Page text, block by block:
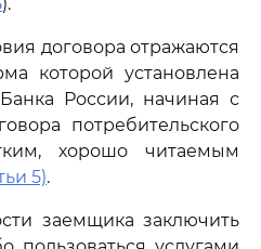
договора отражаются
которой установлена
России, начиная с
потребительского
хорошо читаемым
5).
заемщика заключить